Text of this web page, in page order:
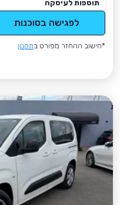
תוספות לעיסקה
לפגישה בסוכנות
*חישוב ההחזר מפורט בתקנון